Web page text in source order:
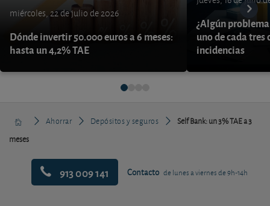
miércoles, 22 de julio de 2026
Dónde invertir 50.000 euros a 6 meses:
hasta un 4,2% TAE
¿Algún problema
uno de cada
incidencias
Ahorrar Depósitos y seguros
Self Bank: un 3% TAE a 3
meses
913 009 141 Contacto de lunes a viernes de 9h-14h